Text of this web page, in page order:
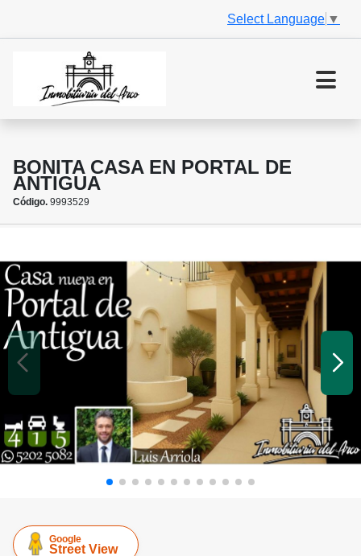
Select Language ▼
BONITA CASA EN PORTAL DE
ANTIGUA
Código. 9993529
Google
Street View